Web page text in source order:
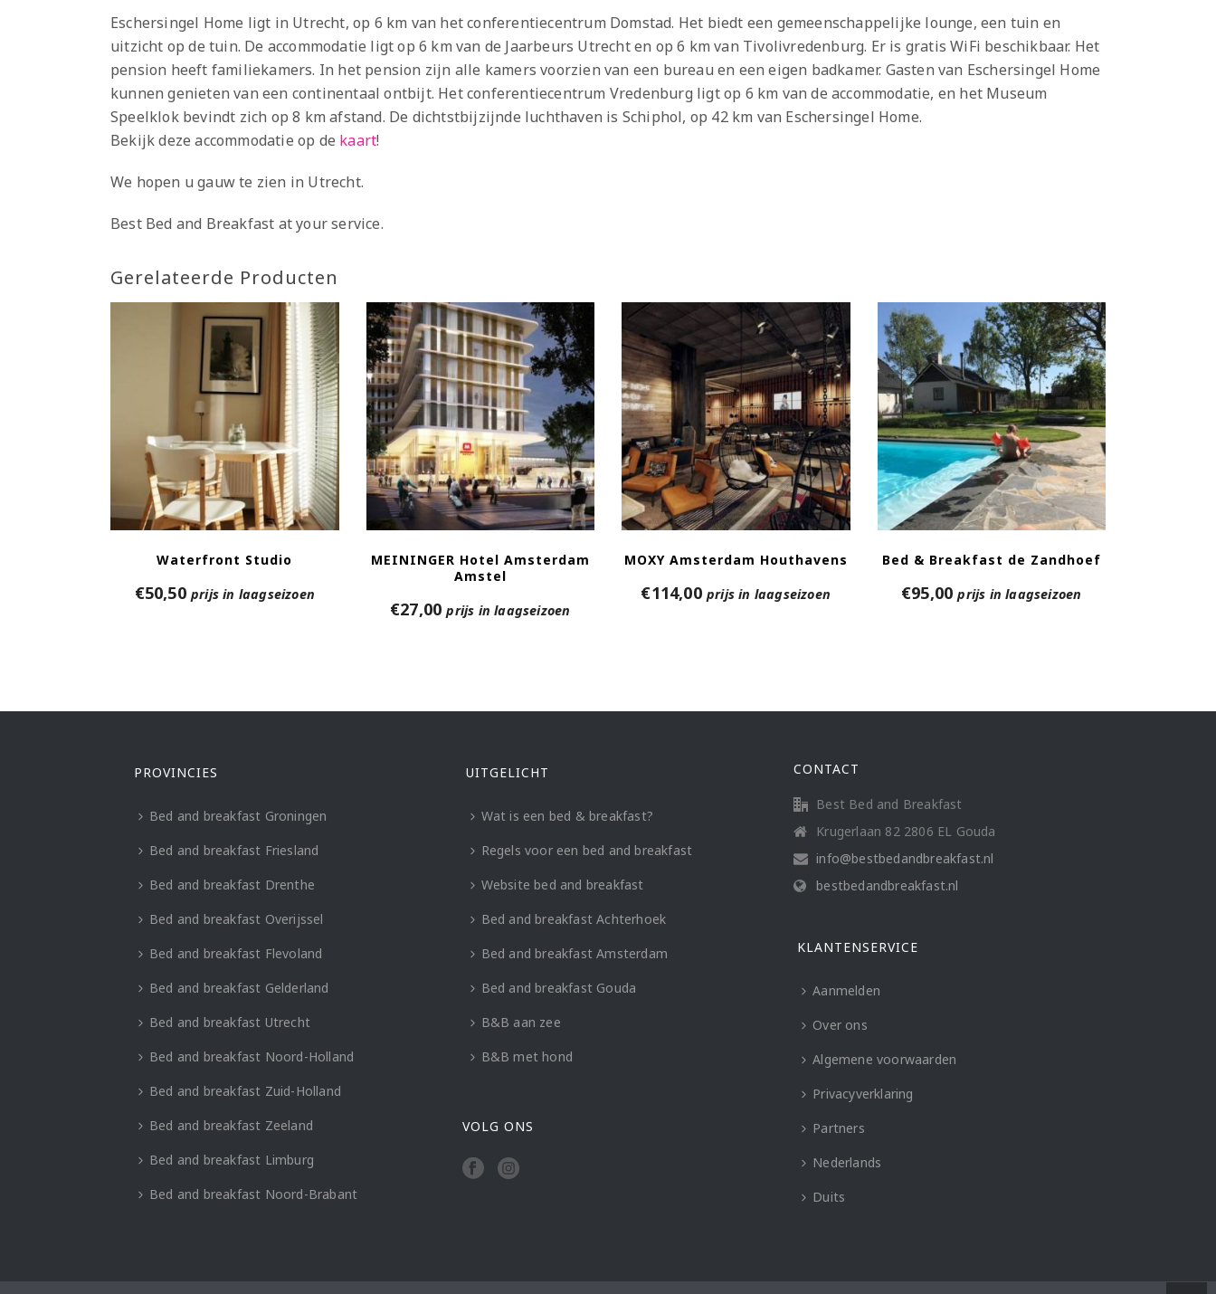
Eschersingel Home ligt in Utrecht, op 6 km van het conferentiecentrum Domstad. Het biedt een gemeenschappelijke lounge, een tuin en
uitzicht op de tuin. De accommodatie ligt op 6 km van de Jaarbeurs Utrecht en op 6 km van Tivolivredenburg. Er is gratis WiFi beschikbaar. Het
pension heeft familiekamers. In het pension zijn alle kamers voorzien van een bureau en een eigen badkamer. Gasten van Eschersingel Home
kunnen genieten van een continentaal ontbijt. Het conferentiecentrum Vredenburg ligt op 6 km van de accommodatie, en het Museum
Speelklok bevindt zich op 8 km afstand. De dichtstbijzijnde luchthaven is Schiphol, op 42 km van Eschersingel Home.
Bekijk deze accommodatie op de kaart!
We hopen u gauw te zien in Utrecht.
Best Bed and Breakfast at your service.
Gerelateerde Producten
Waterfront Studio
€50,50 prijs in laagseizoen
MEININGER Hotel Amsterdam
Amstel
€27,00 prijs in laagseizoen
MOXY Amsterdam Houthavens
€114,00 prijs in laagseizoen
Bed & Breakfast de Zandhoef
€95,00 prijs in laagseizoen
PROVINCIES
Bed and breakfast Groningen
Bed and breakfast Friesland
Bed and breakfast Drenthe
Bed and breakfast Overijssel
Bed and breakfast Flevoland
Bed and breakfast Gelderland
Bed and breakfast Utrecht
Bed and breakfast Noord-Holland
Bed and breakfast Zuid-Holland
Bed and breakfast Zeeland
Bed and breakfast Limburg
Bed and breakfast Noord-Brabant
UITGELICHT
Wat is een bed & breakfast?
Regels voor een bed and breakfast
Website bed and breakfast
Bed and breakfast Achterhoek
Bed and breakfast Amsterdam
Bed and breakfast Gouda
B&B aan zee
B&B met hond
VOLG ONS
CONTACT
Best Bed and Breakfast
Krugerlaan 82 2806 EL Gouda
info@bestbedandbreakfast.nl
bestbedandbreakfast.nl
KLANTENSERVICE
Aanmelden
Over ons
Algemene voorwaarden
Privacyverklaring
Partners
Nederlands
Duits